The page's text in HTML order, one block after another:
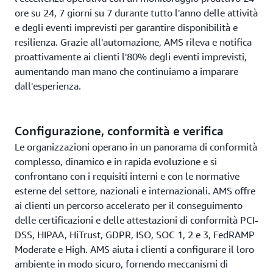
ore su 24, 7 giorni su 7 durante tutto l'anno delle attività
e degli eventi imprevisti per garantire disponibilità e
resilienza. Grazie all'automazione, AMS rileva e notifica
proattivamente ai clienti l'80% degli eventi imprevisti,
aumentando man mano che continuiamo a imparare
dall'esperienza.
Configurazione, conformità e verifica
Le organizzazioni operano in un panorama di conformità
complesso, dinamico e in rapida evoluzione e si
confrontano con i requisiti interni e con le normative
esterne del settore, nazionali e internazionali. AMS offre
ai clienti un percorso accelerato per il conseguimento
delle certificazioni e delle attestazioni di conformità PCI-
DSS, HIPAA, HiTrust, GDPR, ISO, SOC 1, 2 e 3, FedRAMP
Moderate e High. AMS aiuta i clienti a configurare il loro
ambiente in modo sicuro, fornendo meccanismi di